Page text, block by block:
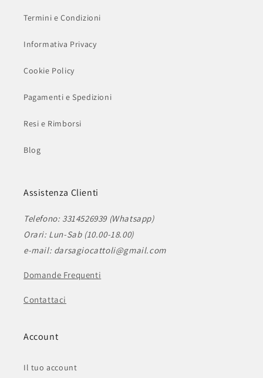
Termini e Condizioni
Informativa Privacy
Cookie Policy
Pagamenti e Spedizioni
Resi e Rimborsi
Blog
Assistenza Clienti
Telefono: 3314526939 (Whatsapp)
Orari: Lun-Sab (10.00-18.00)
e-mail: darsagiocattoli@gmail.com
Domande Frequenti
Contattaci
Account
Il tuo account